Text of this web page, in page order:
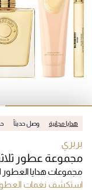
هدايا مجانية وصل حديثاً
بربري
مجموعة عطور
مجموعات هدايا العطور
استكشف نغمات